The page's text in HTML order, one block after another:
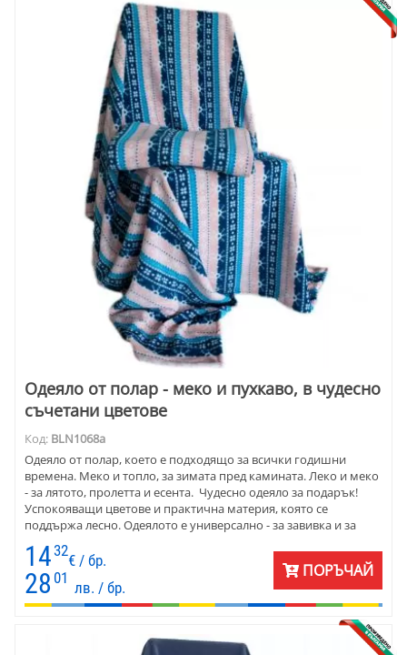
Одеяло от полар - меко и пухкаво, в чудесно
съчетани цветове
Код: BLN1068a
Одеяло от полар, което е подходящо за всички годишни
времена. Меко и топло, за зимата пред камината. Леко и меко
- за лятото, пролетта и есента. Чудесно одеяло за подарък!
Успокояващи цветове и практична материя, която се
поддържа лесно. Одеялото е универсално - за завивка и за
14 32
€ / бр.
28 01
лв. / бр.
ПОРЪЧАЙ